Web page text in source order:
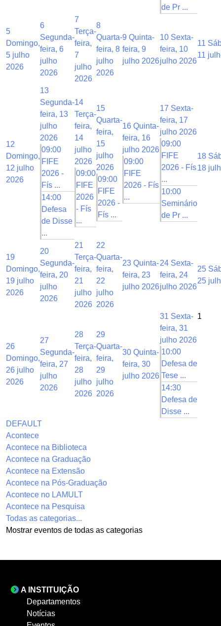
de Pr ...
5
Domingo,
5 julho
2026
6
Segunda-
feira, 6
julho
2026
7
Terça-
feira,
7
julho
2026
8
Quarta-
feira, 8
julho
2026
9 Quinta-
feira, 9
julho 2026
10 Sexta-
feira, 10
julho 2026
11
11
12
Domingo,
12 julho
2026
13
Segunda-
feira, 13
julho
2026
09:00
FIFE
2026 -
Fís ...
14:00
Defesa
de Disse
...
14
Terça-
feira,
14
julho
2026
09:00
FIFE
2026
- Fís
...
15
Quarta-
feira,
15
julho
2026
09:00
FIFE
2026 -
Fís ...
16 Quinta-
feira, 16
julho 2026
09:00
FIFE
2026 - Fís
...
17 Sexta-
feira, 17
julho 2026
09:00
FIFE
2026 - Fís
...
10:00
Seminário
de Pr ...
18
18
19
Domingo,
19 julho
2026
20
Segunda-
feira, 20
julho
2026
21
Terça-
feira,
21
julho
2026
22
Quarta-
feira,
22
julho
2026
23 Quinta-
feira, 23
julho 2026
24 Sexta-
feira, 24
julho 2026
25
25
26
Domingo,
26 julho
2026
27
Segunda-
feira, 27
julho
2026
28
Terça-
feira,
28
julho
2026
29
Quarta-
feira,
29
julho
2026
30 Quinta-
feira, 30
julho 2026
31 Sexta-
feira, 31
julho 2026
10:00
Defesa de
Tese ...
14:30
Defesa de
Disse ...
1
DEFAULT
Acontece
Acontece na Biblioteca
Acontece na Graduação
Acontece na Extensão
Acontece na Pós-Graduação
Acontece no LAMULT
Acontece na Pesquisa
Todas as categorias...
Mostrar eventos de todas as categorias
A INSTITUIÇÃO
Departamentos
Notícias